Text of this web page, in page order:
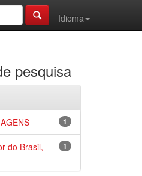
Idioma
pesquisa
1
1
do Brasil,